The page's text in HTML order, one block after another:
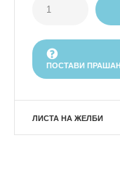
ПОСТАВИ
ЛИСТА НА ЖЕЛБИ